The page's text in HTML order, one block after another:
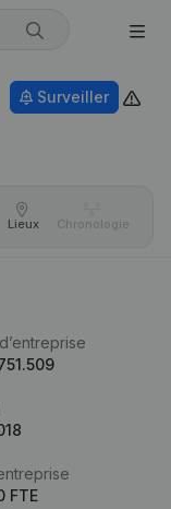
Surveiller
Lieux Chronologie
FTE